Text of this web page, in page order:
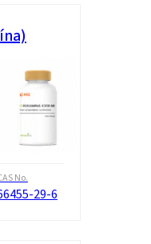
No.
29-6